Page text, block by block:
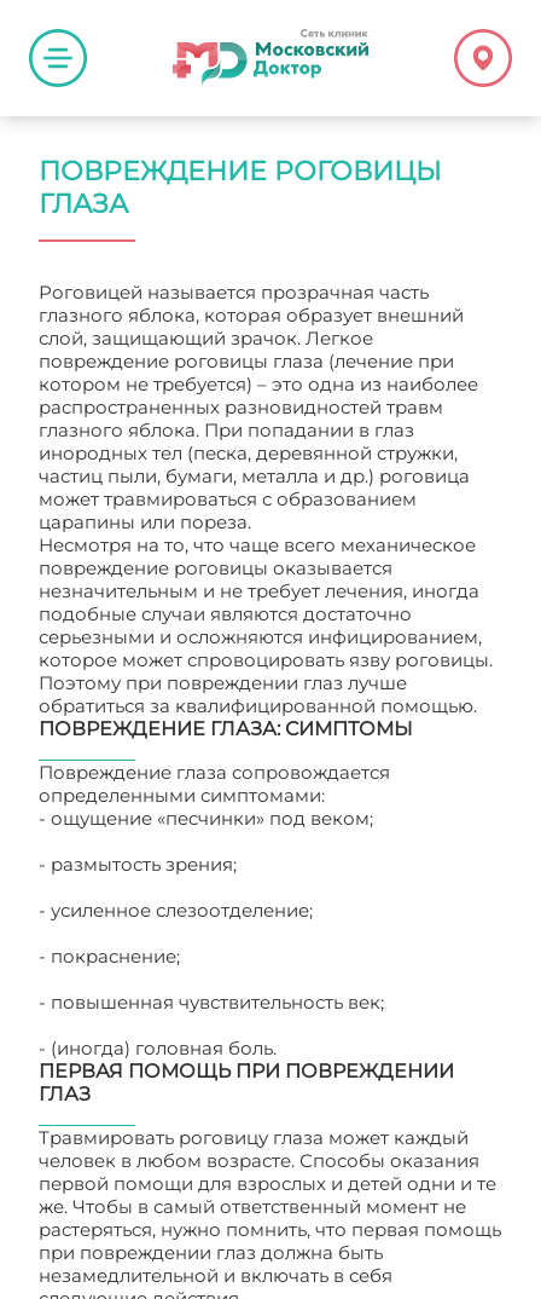
ПОВРЕЖДЕНИЕ РОГОВИЦЫ
ГЛАЗА
Роговицей называется прозрачная часть
глазного яблока, которая образует внешний
слой, защищающий зрачок. Легкое
повреждение роговицы глаза (лечение при
котором не требуется) – это одна из наиболее
распространенных разновидностей травм
глазного яблока. При попадании в глаз
инородных тел (песка, деревянной стружки,
частиц пыли, бумаги, металла и др.) роговица
может травмироваться с образованием
царапины или пореза.
Несмотря на то, что чаще всего механическое
повреждение роговицы оказывается
незначительным и не требует лечения, иногда
подобные случаи являются достаточно
серьезными и осложняются инфицированием,
которое может спровоцировать язву роговицы.
Поэтому при повреждении глаз лучше
обратиться за квалифицированной помощью.
ПОВРЕЖДЕНИЕ ГЛАЗА: СИМПТОМЫ
Повреждение глаза сопровождается
определенными симптомами:
- ощущение «песчинки» под веком;
- размытость зрения;
- усиленное слезоотделение;
- покраснение;
- повышенная чувствительность век;
- (иногда) головная боль.
ПЕРВАЯ ПОМОЩЬ ПРИ ПОВРЕЖДЕНИИ
ГЛАЗ
Травмировать роговицу глаза может каждый
человек в любом возрасте. Способы оказания
первой помощи для взрослых и детей одни и те
же. Чтобы в самый ответственный момент не
растеряться, нужно помнить, что первая помощь
при повреждении глаз должна быть
незамедлительной и включать в себя